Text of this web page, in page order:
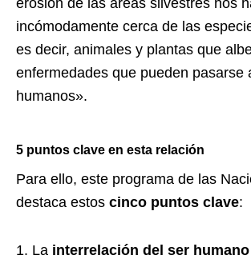
erosión de las áreas silvestres nos
incómodamente cerca de las
es decir, animales y plantas que
enfermedades que pueden pasarse
humanos».
5 puntos clave en esta relación
Para ello, este programa de las
destaca estos cinco puntos clave:
La interrelación del ser